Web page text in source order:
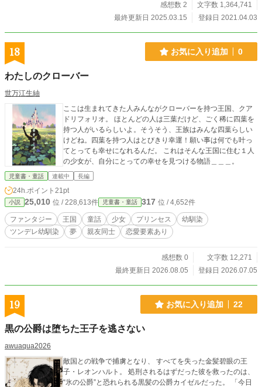
きな方には大変オススメの作品となっております！ -------------
00突破！ 総合ランキング最高145位 ファンタジーランキング
ですが僕からのお願いですm(__)m 感想、レビュー、ページ
コメントなども頂けると 大変喜びます！ また、誤字、脱字な
どのご指摘もお待ちしております！ Twitter→https://twitter.co
m/kazuto_amaki?s=09
感想数 2
文字数 1,364,741
最終更新日 2025.03.15
登録日 2021.04.03
18 お気に入り追加 0
わたしのクローバー
世万江生紬
ここは生まれてきた人みんながクローバーを持つ王国、クア
ドリフォリオ。 ほとんどの人は三葉だけど、ごく稀に四葉を
持つ人がいるらしいよ。そうそう、王族はみんな四葉らしい
けどね。四葉を持つ人はとびきり幸運！願い事は何でも叶っ
てとっても幸せになれるんだ。 これはそんな王国に住む１人
の少女が、自分にとっての幸せを見つける物語＿＿＿。
児童書・童話 連載中 長編
24h.ポイント 21pt
小説 25,010 位 / 228,613件 児童書・童話 317 位 / 4,652件
ファンタジー 王国 童話 少女 プリンセス
幼馴染
ツンデレ幼馴染
夢 親友同士 恋愛要素あり
感想数 0
文字数 12,271
最終更新日 2026.08.05
登録日 2026.07.05
19 お気に入り追加 22
黒の公爵は堕ちた王子を逃さない
awuaqua2026
敵国との戦争で捕虜となり、 すべてを失った金髪碧眼の王
子・レオンハルト。 処刑されるはずだった彼を救ったのは、
“氷の公爵”と恐れられる黒髪の公爵カイゼルだった。 「今日